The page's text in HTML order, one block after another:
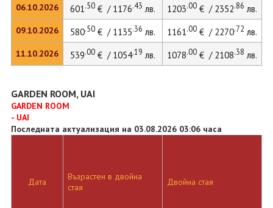
06.10.2026
09.10.2026
11.10.2026
601.50€ / 1176.43 лв. 1203.00€ / 2352.86 лв.
580.50€ / 1135.36 лв. 1161.00€ / 2270.72 лв.
539.00€ / 1054.19 лв. 1078.00€ / 2108.38 лв.
GARDEN ROOM, UAI
GARDEN ROOM
- UAI
Последната актуализация на 03.08.2026 03:06 часа
Дата
Възрастен в двойна
стая
Двойна стая